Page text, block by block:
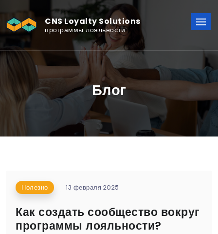
CNS Loyalty Solutions
программы лояльности
Блог
Полезно 13 февраля 2025
Как создать сообщество вокруг
программы лояльности?